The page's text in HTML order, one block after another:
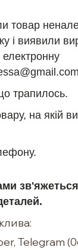
товар
і виявили
трапилось.
на якій
Telegram